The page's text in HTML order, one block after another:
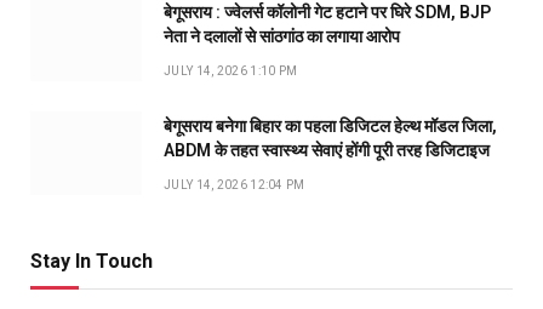
बेगूसराय : ज्वेलर्स कॉलोनी गेट हटाने पर घिरे SDM, BJP
नेता ने दलालों से सांठगांठ का लगाया आरोप
JULY 14, 2026 1:10 PM
बेगूसराय बनेगा बिहार का पहला डिजिटल हेल्थ मॉडल जिला,
ABDM के तहत स्वास्थ्य सेवाएं होंगी पूरी तरह डिजिटाइज
JULY 14, 2026 12:04 PM
Stay In Touch